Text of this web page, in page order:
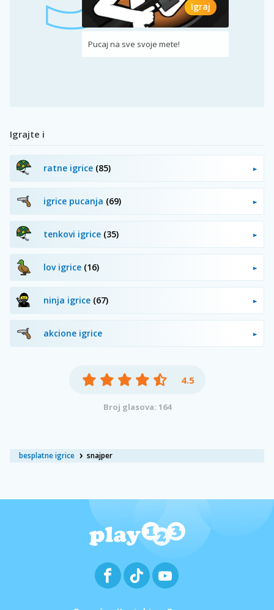
besplatne igrice snajper
Igraj
Pucaj na sve svoje mete!
Igrajte i
ratne igrice (85)
igrice pucanja (69)
tenkovi igrice (35)
lov igrice (16)
ninja igrice (67)
akcione igrice
4.5
Broj glasova: 164